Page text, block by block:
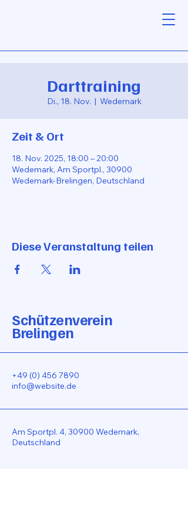
Darttraining
Di., 18. Nov.
  |
Wedemark
Zeit & Ort
18. Nov. 2025, 18:00 – 20:00
Wedemark, Am Sportpl., 30900
Wedemark-Brelingen, Deutschland
Diese Veranstaltung teilen
Schützenverein
Brelingen
+49 (0) 456 7890
info@website.de
Am Sportpl. 4, 30900 Wedemark,
Deutschland